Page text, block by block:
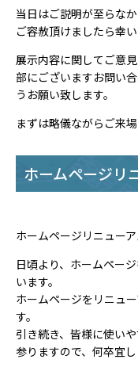
当日はご説明が至らな
ご容赦頂けましたら幸い
展示内容に関してご意
部にございますお問い
うお願い致します。
まずは略儀ながらご来
ホームページリ
ホームページリニュー
日頃より、ホームペー
います。
ホームページをリニュ
す。
引き続き、皆様に使い
参りますので、何卒宜